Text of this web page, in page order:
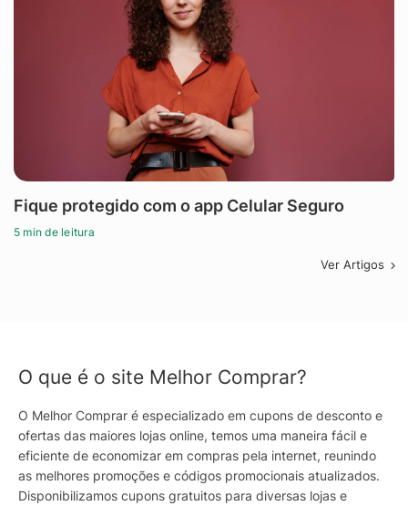
Fique protegido com o app Celular Seguro
5 min de leitura
Ver Artigos
O que é o site Melhor Comprar?
O Melhor Comprar é especializado em cupons de desconto e
ofertas das maiores lojas online, temos uma maneira fácil e
eficiente de economizar em compras pela internet, reunindo
as melhores promoções e códigos promocionais atualizados.
Disponibilizamos cupons gratuitos para diversas lojas e